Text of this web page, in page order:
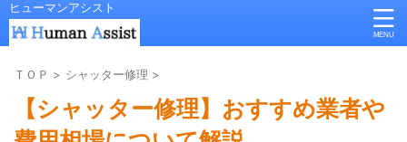
ヒューマンアシスト
ＴＯＰ > シャッター修理 >
【シャッター修理】おすすめ業者や